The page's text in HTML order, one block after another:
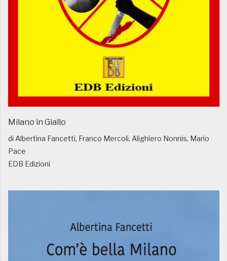
Milano in Giallo
di Albertina Fancetti, Franco Mercoli, Alighiero Nonnis, Mario
Pace
EDB Edizioni